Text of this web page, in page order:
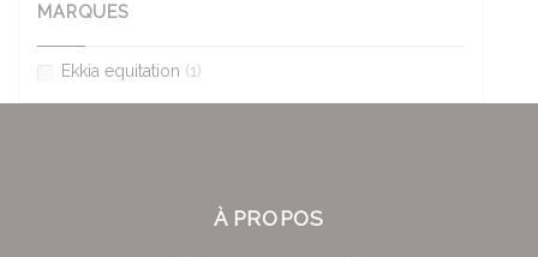
MARQUES
Ekkia equitation (1)
À PROPOS